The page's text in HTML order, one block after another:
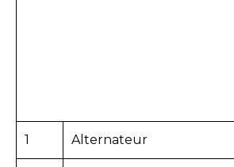
1 Alternateur